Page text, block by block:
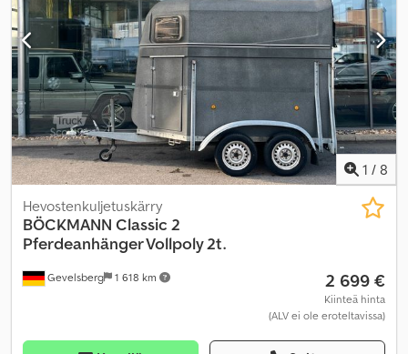
1 / 8
Gevelsberg 1 618 km
Hevostenkuljetuskärry
BÖCKMANN Classic 2
Pferdeanhänger Vollpoly 2t.
2 699 €
Kiinteä hinta
(ALV ei ole eroteltavissa)